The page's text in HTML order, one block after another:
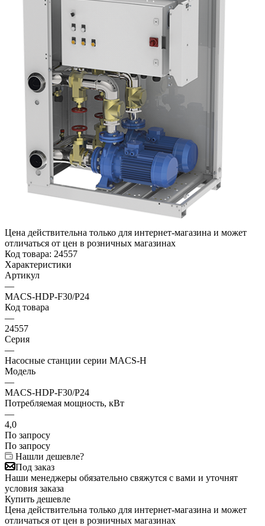
Цена действительна только для интернет-магазина и может
отличаться от цен в розничных магазинах
Код товара: 24557
Характеристики
Артикул
—
MACS-HDP-F30/P24
Код товара
—
24557
Серия
—
Насосные станции серии MACS-H
Модель
—
MACS-HDP-F30/P24
Потребляемая мощность, кВт
—
4,0
По запросу
По запросу
Нашли дешевле?
Под заказ
Наши менеджеры обязательно свяжутся с вами и уточнят
условия заказа
Купить дешевле
Цена действительна только для интернет-магазина и может
отличаться от цен в розничных магазинах